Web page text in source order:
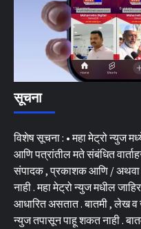
सूचना
विशेष सूचना : • महा मेट्रो न्युज
आणि पत्रांतील मते संबंधित
संपादक , प्रकाशक आणि / अथवा
नाही . महा मेट्रो न्युज मधील
आधारित असतात . बातमी , लेख व
न्युज तपासून पाहू शकत नाही .